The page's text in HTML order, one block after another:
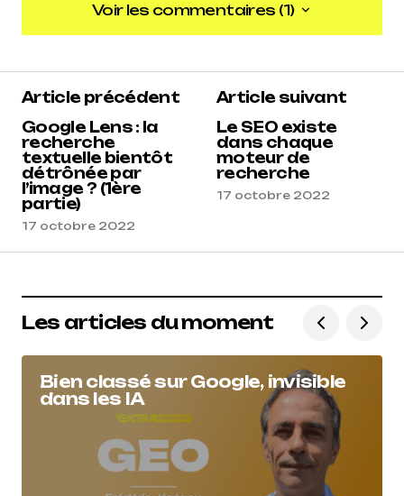
Voir les commentaires (1)
Voir les commentaires (1)
5
Reacteur
14 octobre 2022 à 12 h 13 min
Répondre
Article précédent
Google Lens : la
recherche
textuelle bientôt
détrônée par
l’image ? (1ère
partie)
17 octobre 2022
Article suivant
Le SEO existe
dans chaque
moteur de
recherche
17 octobre 2022
Les articles du moment
Bien classé sur Google, invisible
dans les IA